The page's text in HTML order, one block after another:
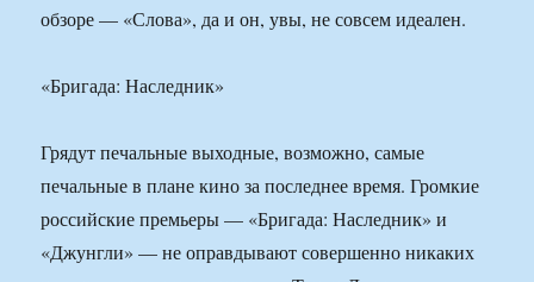
обзоре — «Слова», да и он, увы, не совсем идеален.
«Бригада: Наследник»
Грядут печальные выходные, возможно, самые
печальные в плане кино за последнее время. Громкие
российские премьеры — «Бригада: Наследник» и
«Джунгли» — не оправдывают совершенно никаких